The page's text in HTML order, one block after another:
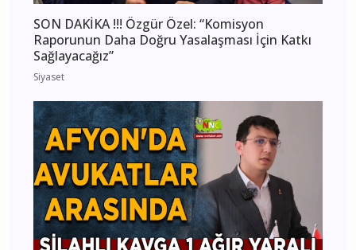
SON DAKİKA !!! Özgür Özel: “Komisyon
Raporunun Daha Doğru Yasalaşması İçin Katkı
Sağlayacağız”
Siyaset